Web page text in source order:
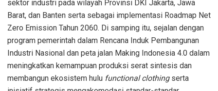
sektor industri pada wilayah Provinsi DKI Jakarta, Jawa
Barat, dan Banten serta sebagai implementasi Roadmap Net
Zero Emission Tahun 2060. Di samping itu, sejalan dengan
program pemerintah dalam Rencana Induk Pembangunan
Industri Nasional dan peta jalan Making Indonesia 4.0 dalam
meningkatkan kemampuan produksi serat sintesis dan
membangun ekosistem hulu functional clothingserta